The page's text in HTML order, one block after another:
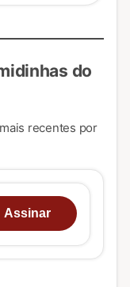
do
recentes por
Assinar